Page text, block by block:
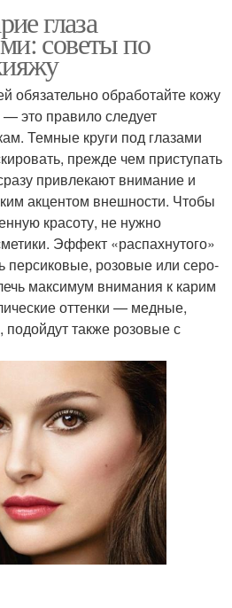
Макияж для девушек
Макияж для смуглой
кожи
Макияж на карие глаза
глаза
советы по
обязательно обработайте кожу
— это правило следует
Темные круги под глазами
прежде чем приступать
привлекают внимание и
акцентом внешности. Чтобы
красоту, не нужно
Эффект «распахнутого»
персиковые, розовые или серо-
максимум внимания к карим
оттенки — медные,
также розовые с